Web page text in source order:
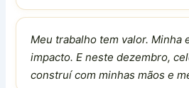
Meu trabalho tem valor. Minha
impacto. E neste dezembro,
construí com minhas mãos e